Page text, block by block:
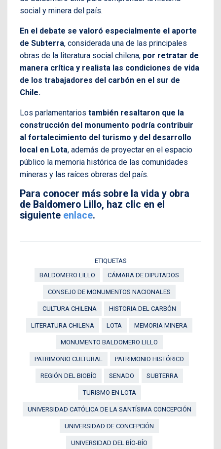
social y minera del país.
En el debate se valoró especialmente el aporte
de Subterra, considerada una de las principales
obras de la literatura social chilena, por retratar de
manera crítica y realista las condiciones de vida
de los trabajadores del carbón en el sur de
Chile.
Los parlamentarios también resaltaron que la
construcción del monumento podría contribuir
al fortalecimiento del turismo y del desarrollo
local en Lota, además de proyectar en el espacio
público la memoria histórica de las comunidades
mineras y las raíces obreras del país.
Para conocer más sobre la vida y obra
de Baldomero Lillo, haz clic en el
siguiente enlace.
ETIQUETAS
BALDOMERO LILLO
CÁMARA DE DIPUTADOS
CONSEJO DE MONUMENTOS NACIONALES
CULTURA CHILENA HISTORIA DEL CARBÓN
LITERATURA CHILENA LOTA MEMORIA MINERA
MONUMENTO BALDOMERO LILLO
PATRIMONIO CULTURAL PATRIMONIO HISTÓRICO
REGIÓN DEL BIOBÍO SENADO SUBTERRA
TURISMO EN LOTA
UNIVERSIDAD CATÓLICA DE LA SANTÍSIMA CONCEPCIÓN
UNIVERSIDAD DE CONCEPCIÓN
UNIVERSIDAD DEL BÍO-BÍO